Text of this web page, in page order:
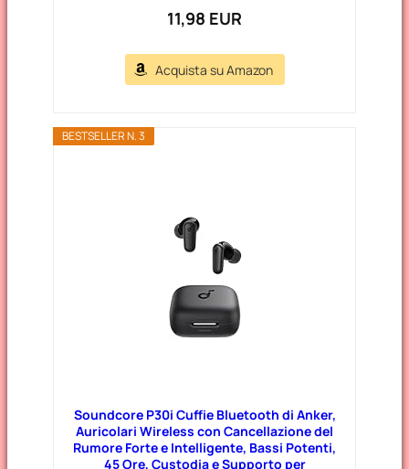
11,98 EUR
Acquista su Amazon
BESTSELLER N. 3
Soundcore P30i Cuffie Bluetooth di Anker,
Auricolari Wireless con Cancellazione del
Rumore Forte e Intelligente, Bassi Potenti,
45 Ore, Custodia e Supporto per